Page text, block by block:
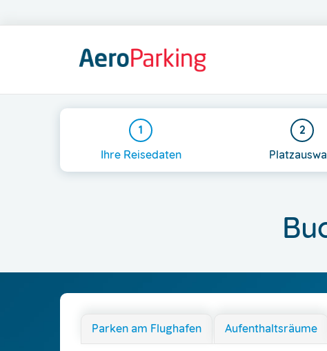
Letiště
1
Ihre Reisedaten
2
Parken am Flughafen Aufenthaltsräume